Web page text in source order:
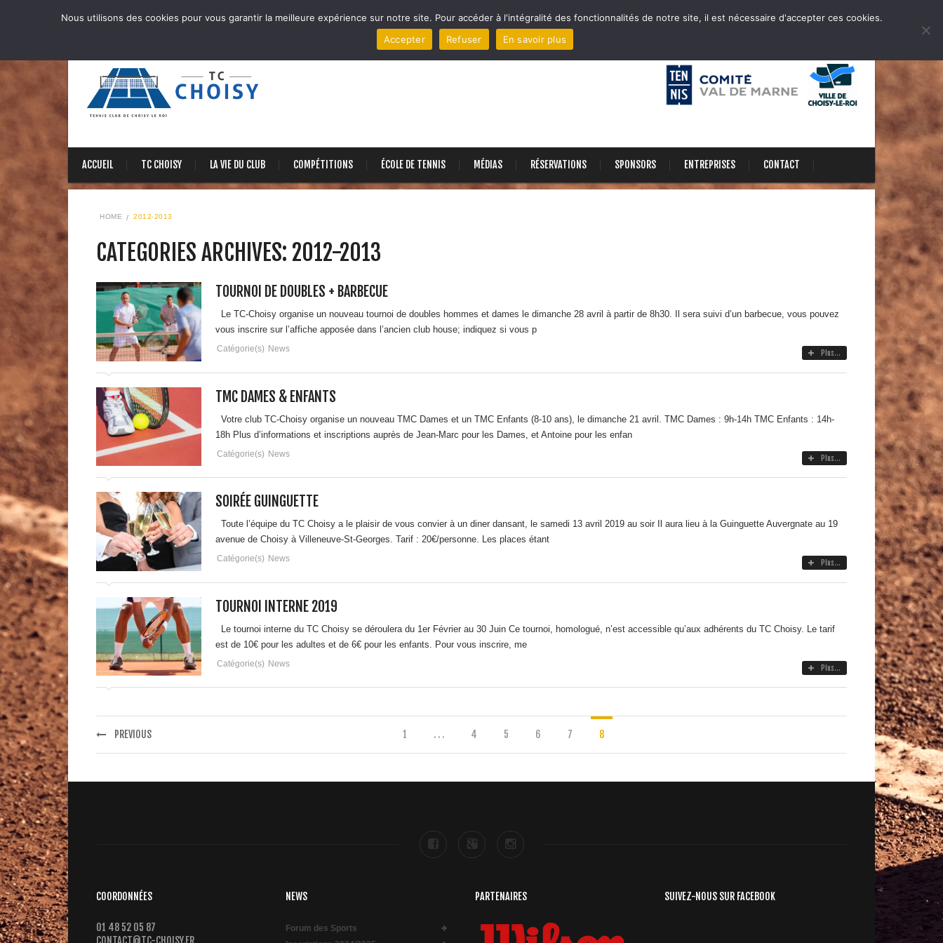
ACCUEIL TC CHOISY LA VIE DU CLUB COMPÉTITIONS ÉCOLE DE TENNIS MÉDIAS RÉSERVATIONS SPONSORS ENTREPRISES CONTACT
HOME 2012-2013
CATEGORIES ARCHIVES: 2012-2013
TOURNOI DE DOUBLES + BARBECUE
Le TC-Choisy organise un nouveau tournoi de doubles hommes et dames le dimanche 28 avril à partir de 8h30. Il sera suivi d’un barbecue, vous pouvez
vous inscrire sur l’affiche apposée dans l’ancien club house; indiquez si vous p
Catégorie(s) News Plus...
TMC DAMES & ENFANTS
Votre club TC-Choisy organise un nouveau TMC Dames et un TMC Enfants (8-10 ans), le dimanche 21 avril. TMC Dames : 9h-14h TMC Enfants : 14h-
18h Plus d’informations et inscriptions auprès de Jean-Marc pour les Dames, et Antoine pour les enfan
Catégorie(s) News Plus...
SOIRÉE GUINGUETTE
Toute l’équipe du TC Choisy a le plaisir de vous convier à un diner dansant, le samedi 13 avril 2019 au soir Il aura lieu à la Guinguette Auvergnate au 19
avenue de Choisy à Villeneuve-St-Georges. Tarif : 20€/personne. Les places étant
Catégorie(s) News Plus...
TOURNOI INTERNE 2019
Le tournoi interne du TC Choisy se déroulera du 1er Février au 30 Juin Ce tournoi, homologué, n’est accessible qu’aux adhérents du TC Choisy. Le tarif
est de 10€ pour les adultes et de 6€ pour les enfants. Pour vous inscrire, me
Catégorie(s) News Plus...
PREVIOUS 1 . . . 4 5 6 7 8
COORDONNÉES
01 48 52 05 87
NEWS
Forum des Sports
PARTENAIRES SUIVEZ-NOUS SUR FACEBOOK
Nous utilisons des cookies pour vous garantir la meilleure expérience sur notre site. Pour accéder à l'intégralité des fonctionnalités de notre site, il est nécessaire d'accepter ces cookies.
Accepter
Refuser En savoir plus